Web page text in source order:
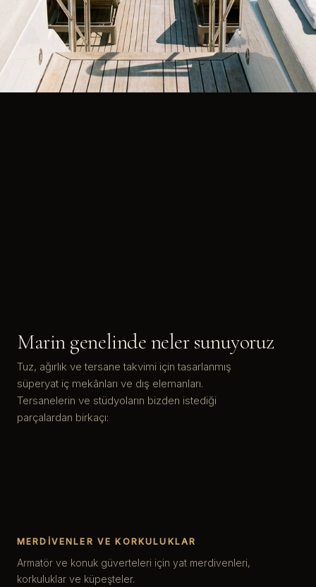
Marin genelinde neler sunuyoruz
Tuz, ağırlık ve tersane takvimi için tasarlanmış
süperyat iç mekânları ve dış elemanları.
Tersanelerin ve stüdyoların bizden istediği
parçalardan birkaçı:
MERDIVENLER VE KORKULUKLAR
Armatör ve konuk güverteleri için yat merdivenleri,
korkuluklar ve küpeşteler.